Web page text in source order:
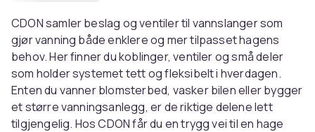
CDON samler beslag og ventiler til vannslanger som
gjør vanning både enklere og mer tilpasset hagens
behov. Her finner du koblinger, ventiler og små deler
som holder systemet tett og fleksibelt i hverdagen.
Enten du vanner blomsterbed, vasker bilen eller bygger
et større vanningsanlegg, er de riktige delene lett
tilgjengelig. Hos CDON får du en trygg vei til en hage